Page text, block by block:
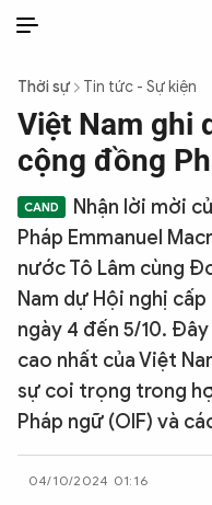
THỜI SỰ
CHỐNG DIỄN BIẾN HÒA BÌNH
CÔNG AN TRONG LÒNG
PHÁP LUẬT
Thời sự Tin tức - Sự kiện
Việt Nam ghi
cộng đồng
Nhận lời mời
Pháp Emmanuel
nước Tô Lâm cùng
Nam dự Hội nghị
ngày 4 đến 5/10.
cao nhất của Việt
sự coi trọng trong
Pháp ngữ (OIF) và
04/10/2024 01:16